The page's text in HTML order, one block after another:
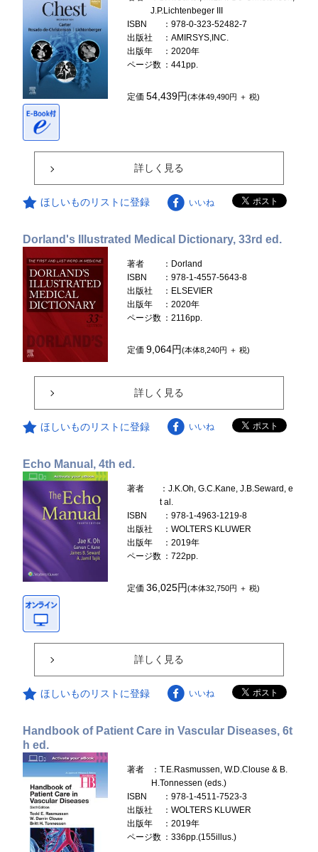
J.P.Lichtenbeger III
ISBN
：978-0-323-52482-7
出版社
：AMIRSYS,INC.
出版年
：2020年
ページ数 ：441pp.
定価54,439円(本体49,490円 ＋ 税)
詳しく見る
ほしいものリストに登録 いいね
Dorland's Illustrated Medical Dictionary, 33rd ed.
著者
：Dorland
ISBN
：978-1-4557-5643-8
出版社
：ELSEVIER
出版年
：2020年
ページ数 ：2116pp.
定価9,064円(本体8,240円 ＋ 税)
詳しく見る
ほしいものリストに登録 いいね
Echo Manual, 4th ed.
著者
：J.K.Oh, G.C.Kane, J.B.Seward, e
t al.
ISBN
：978-1-4963-1219-8
出版社
：WOLTERS KLUWER
出版年
：2019年
ページ数 ：722pp.
定価36,025円(本体32,750円 ＋ 税)
詳しく見る
ほしいものリストに登録 いいね
Handbook of Patient Care in Vascular Diseases, 6t
h ed.
著者
：T.E.Rasmussen, W.D.Clouse & B.
H.Tonnessen (eds.)
ISBN
：978-1-4511-7523-3
出版社
：WOLTERS KLUWER
出版年
：2019年
ページ数 ：336pp.(155illus.)